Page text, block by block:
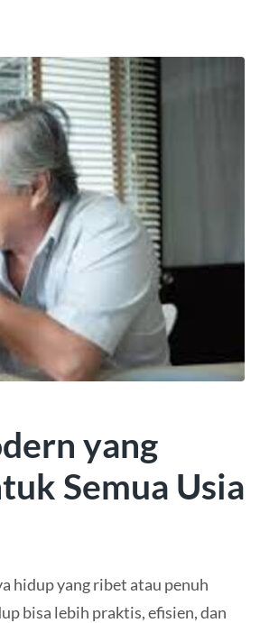
yang
Semua Usia
hidup yang ribet atau penuh
bisa lebih praktis, efisien, dan